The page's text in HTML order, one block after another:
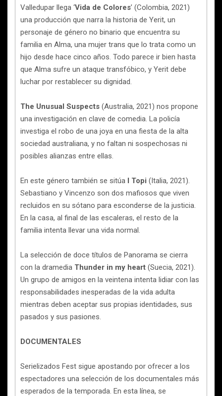
Valledupar llega ‘Vida de Colores’ (Colombia, 2021)
una producción que narra la historia de Yerit, un
personaje de género no binario que encuentra su
familia en Alma, una mujer trans que lo trata como un
hijo desde hace cinco años. Todo parece ir bien hasta
que Alma sufre un ataque transfóbico, y Yerit debe
luchar por restablecer su dignidad.
The Unusual Suspects (Australia, 2021) nos propone
una investigación en clave de comedia. La policía
investiga el robo de una joya en una fiesta de la alta
sociedad australiana, y no faltan ni sospechosas ni
posibles alianzas entre ellas.
En este género también se sitúa I Topi (Italia, 2021).
Sebastiano y Vincenzo son dos mafiosos que viven
recluidos en su sótano para esconderse de la justicia.
En la casa, al final de las escaleras, el resto de la
familia intenta llevar una vida normal.
La selección de doce títulos de Panorama se cierra
con la dramedia Thunder in my heart (Suecia, 2021).
Un grupo de amigos en la veintena intenta lidiar con las
responsabilidades inesperadas de la vida adulta
mientras deben aceptar sus propias identidades, sus
pasados y sus pasiones.
DOCUMENTALES
Serielizados Fest sigue apostando por ofrecer a los
espectadores una selección de los documentales más
esperados de la temporada. En esta línea, se